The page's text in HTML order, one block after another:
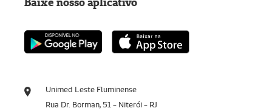
Unimed Leste Fluminense
Rua Dr. Borman, 51 - Niterói - RJ